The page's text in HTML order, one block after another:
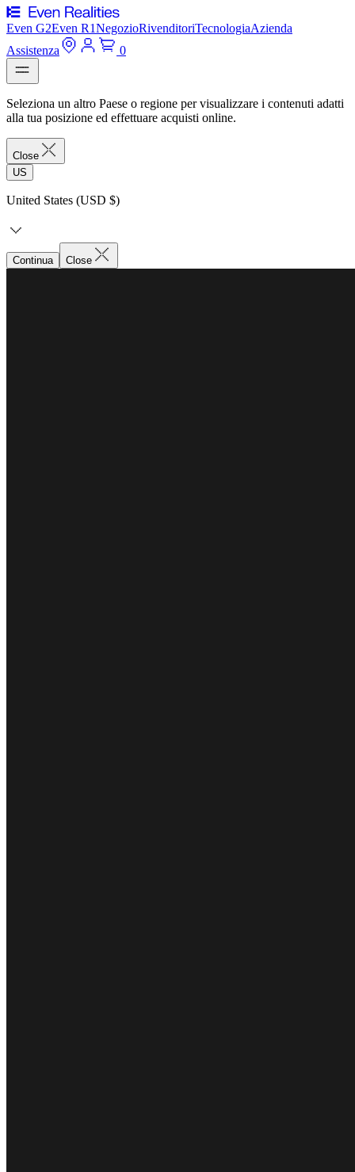
Even G2Even R1NegozioRivenditoriTecnologiaAzienda
Assistenza
0
Seleziona un altro Paese o regione per visualizzare i contenuti adatti
alla tua posizione ed effettuare acquisti online.
Close
US
United States (USD $)
Continua Close